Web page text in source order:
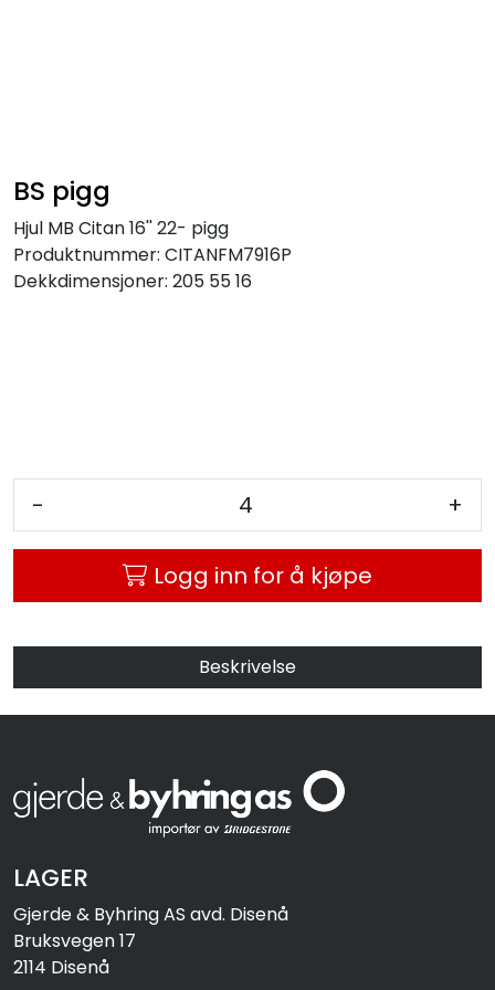
BS pigg
Hjul MB Citan 16'' 22- pigg
Produktnummer: CITANFM7916P
Dekkdimensjoner: 205 55 16
- +
Logg inn for å kjøpe
Beskrivelse
LAGER
Gjerde & Byhring AS avd. Disenå
Bruksvegen 17
2114 Disenå
Felger
Lastebil
Tilbudstorget